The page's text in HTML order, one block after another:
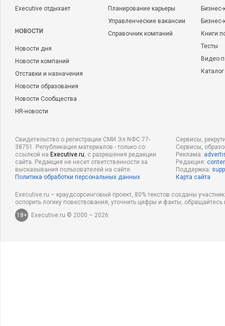
Executive отдыхает
НОВОСТИ
Новости дня
Новости компаний
Отставки и назначения
Новости образования
Новости Сообщества
HR-новости
Планирование карьеры
Управленческие вакансии
Справочник компаний
Бизнес-
Книги
Тесты
Видео
Свидетельство о регистрации СМИ Эл NФС 77-
38751. Републикация материалов - только со
ссылкой на Executive.ru, с разрешения редакции
сайта. Редакция не несет ответственности за
высказывания пользователей на сайте.
Политика обработки персональных данных
Сервисы,
Сервисы,
Реклама:
Редакция:
Поддержка:
Карта сайта
Executive.ru – краудсорсинговый проект, 80% текстов созданы
оспорить логику повествования, уточнить цифры и факты,
18+
Executive.ru © 2000 – 2026.